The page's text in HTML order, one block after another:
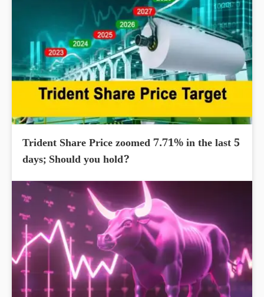
Trident Share Price zoomed 7.71% in the last 5
days; Should you hold?